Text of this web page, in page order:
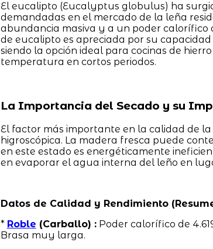
El eucalipto (Eucalyptus globulus) ha
demandadas en el mercado de la leña
abundancia masiva y a un poder calorífico
de eucalipto es apreciada por su
siendo la opción ideal para cocinas de
temperatura en cortos periodos.
La Importancia del Secado y su
El factor más importante en la calidad de la
higroscópica. La madera fresca puede
en este estado es energéticamente
en evaporar el agua interna del leño en
Datos de Calidad y Rendimiento
* Roble (Carballo) :Poder calorífico de
Brasa muy larga.